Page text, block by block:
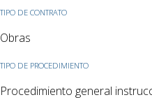
TIPO DE CONTRATO
Obras
TIPO DE PROCEDIMIENTO
Procedimiento general